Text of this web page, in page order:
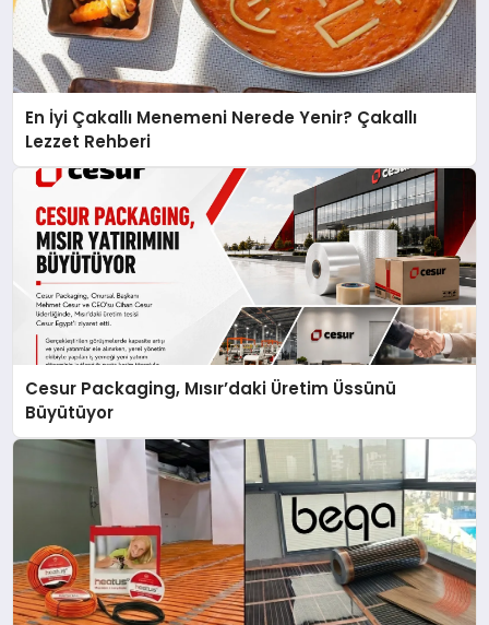
En İyi Çakallı Menemeni Nerede Yenir? Çakallı
Lezzet Rehberi
Cesur Packaging, Mısır’daki Üretim Üssünü
Büyütüyor